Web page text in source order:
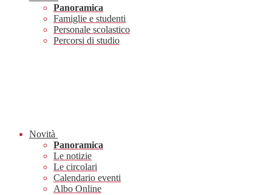
Panoramica
Famiglie e studenti
Personale scolastico
Percorsi di studio
Novità
Panoramica
Le notizie
Le circolari
Calendario eventi
Albo Online